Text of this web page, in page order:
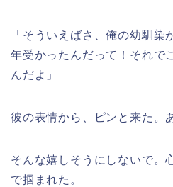
「そういえばさ、俺の幼馴染
年受かったんだって！それで
んだよ」
彼の表情から、ピンと来た。
そんな嬉しそうにしないで。
で掴まれた。